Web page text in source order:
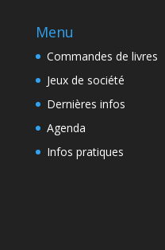
Menu
Commandes de livres
Jeux de société
Dernières infos
Agenda
Infos pratiques